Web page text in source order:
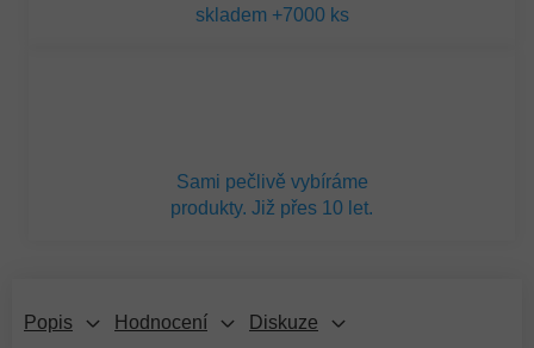
skladem +7000 ks
Sami pečlivě vybíráme
produkty. Již přes 10 let.
Popis Hodnocení Diskuze